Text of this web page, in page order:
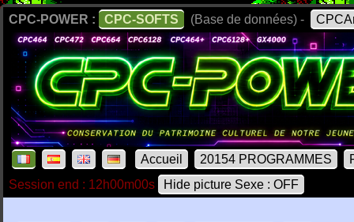
CPC-POWER : CPC-SOFTS (Base de données) -
Accueil 20154 PROGRAMMES
Session end : 12h00m00s
Hide picture Sexe : OFF